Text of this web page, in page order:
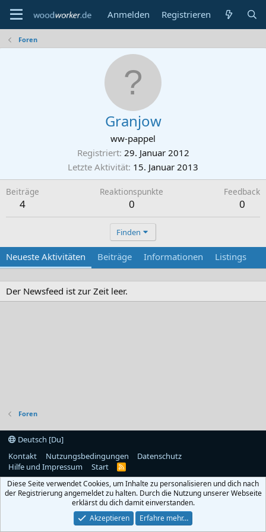
Anmelden Registrieren
Foren
Granjow
ww-pappel
Registriert 29. Januar 2012
Letzte Aktivität 15. Januar 2013
Beiträge
4
Reaktionspunkte
0
Feedback
0
Finden
Neueste Aktivitäten Beiträge Informationen Listings
Der Newsfeed ist zur Zeit leer.
Foren
Deutsch [Du]
Kontakt
Nutzungsbedingungen
Datenschutz
Hilfe und Impressum
Start
R
S
Diese Seite verwendet Cookies, um Inhalte zu personalisieren und dich nach
der Registrierung angemeldet zu halten. Durch die Nutzung unserer Webseite
erklärst du dich damit einverstanden.
Akzeptieren
Erfahre mehr…